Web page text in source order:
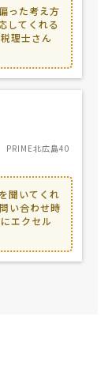
った考え方
してくれる
理士さん
北広島40
聞いてくれ
い合わせ時
エクセル